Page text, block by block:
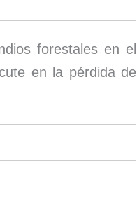
forestales en el
en la pérdida de